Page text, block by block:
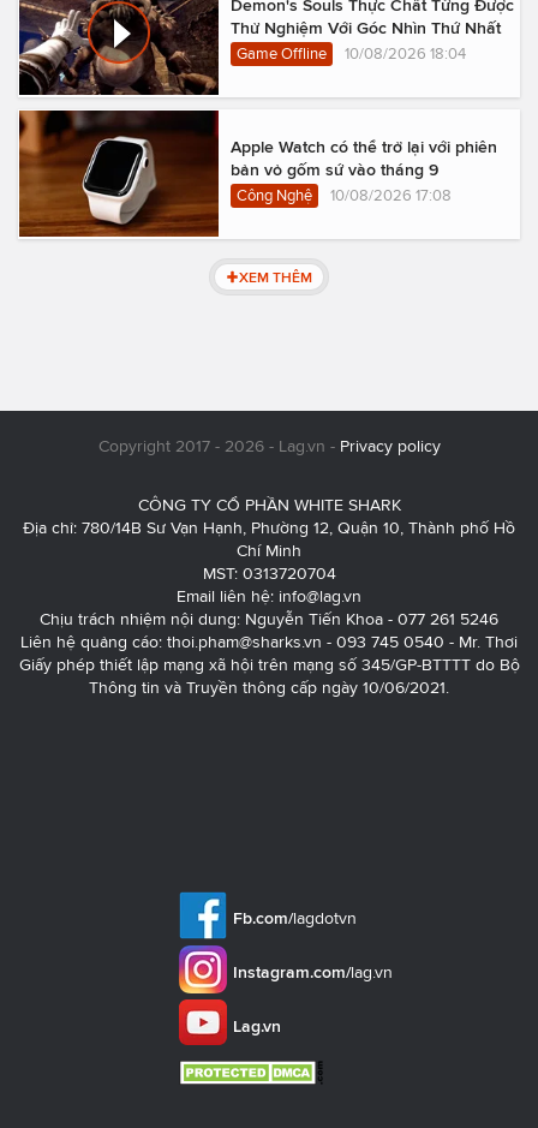
Demon's Souls Thực Chất Từng Được
Thử Nghiệm Với Góc Nhìn Thứ Nhất
Game Offline 10/08/2026 18:04
Apple Watch có thể trở lại với phiên
bản vỏ gốm sứ vào tháng 9
Công Nghệ 10/08/2026 17:08
XEM THÊM
Copyright 2017 - 2026 - Lag.vn - Privacy policy
CÔNG TY CỔ PHẦN WHITE SHARK
Địa chỉ: 780/14B Sư Vạn Hạnh, Phường 12, Quận 10, Thành phố Hồ
Chí Minh
MST: 0313720704
Email liên hệ: info@lag.vn
Chịu trách nhiệm nội dung: Nguyễn Tiến Khoa - 077 261 5246
Liên hệ quảng cáo: thoi.pham@sharks.vn - 093 745 0540 - Mr. Thơi
Giấy phép thiết lập mạng xã hội trên mạng số 345/GP-BTTTT do Bộ
Thông tin và Truyền thông cấp ngày 10/06/2021.
Fb.com/lagdotvn
Instagram.com/lag.vn
Lag.vn